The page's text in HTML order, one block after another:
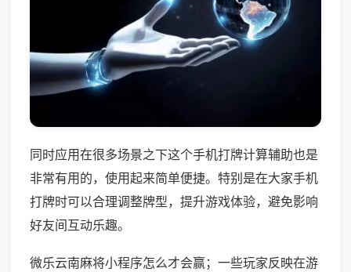
同时应用在很多场景之下这个手机打牌计算辅助也是
非常有用的，使用起来简单便捷。特别是在大家手机
打牌时可以合理调整牌型，提升游戏体验，避免影响
好友间互动乐趣。
微乐云南麻将小程序怎么才会赢；一些玩家反映在游